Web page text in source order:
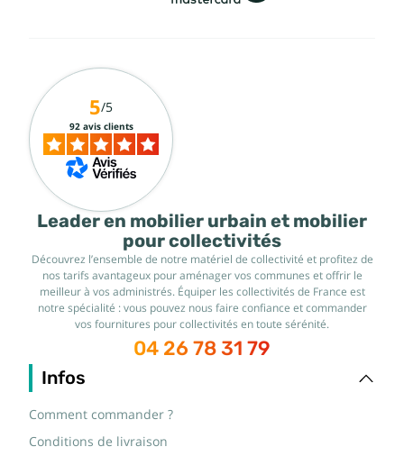
Leader en mobilier urbain et mobilier
pour collectivités
Découvrez l’ensemble de notre matériel de collectivité et profitez de
nos tarifs avantageux pour aménager vos communes et offrir le
meilleur à vos administrés. Équiper les collectivités de France est
notre spécialité : vous pouvez nous faire confiance et commander
vos fournitures pour collectivités en toute sérénité.
04 26 78 31 79
Infos
Comment commander ?
Conditions de livraison
5/5
92 avis clients